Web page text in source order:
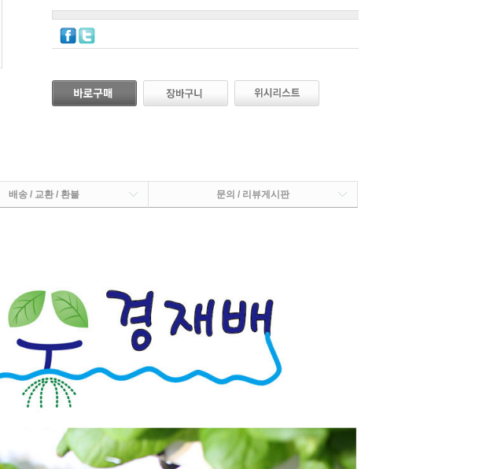
배송 / 교환 / 환불 문의 / 리뷰게시판